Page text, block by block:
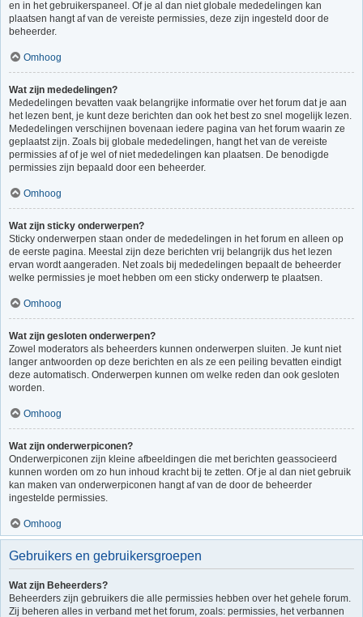
en in het gebruikerspaneel. Of je al dan niet globale mededelingen kan
plaatsen hangt af van de vereiste permissies, deze zijn ingesteld door de
beheerder.
Omhoog
Wat zijn mededelingen?
Mededelingen bevatten vaak belangrijke informatie over het forum dat je aan
het lezen bent, je kunt deze berichten dan ook het best zo snel mogelijk lezen.
Mededelingen verschijnen bovenaan iedere pagina van het forum waarin ze
geplaatst zijn. Zoals bij globale mededelingen, hangt het van de vereiste
permissies af of je wel of niet mededelingen kan plaatsen. De benodigde
permissies zijn bepaald door een beheerder.
Omhoog
Wat zijn sticky onderwerpen?
Sticky onderwerpen staan onder de mededelingen in het forum en alleen op
de eerste pagina. Meestal zijn deze berichten vrij belangrijk dus het lezen
ervan wordt aangeraden. Net zoals bij mededelingen bepaalt de beheerder
welke permissies je moet hebben om een sticky onderwerp te plaatsen.
Omhoog
Wat zijn gesloten onderwerpen?
Zowel moderators als beheerders kunnen onderwerpen sluiten. Je kunt niet
langer antwoorden op deze berichten en als ze een peiling bevatten eindigt
deze automatisch. Onderwerpen kunnen om welke reden dan ook gesloten
worden.
Omhoog
Wat zijn onderwerpiconen?
Onderwerpiconen zijn kleine afbeeldingen die met berichten geassocieerd
kunnen worden om zo hun inhoud kracht bij te zetten. Of je al dan niet gebruik
kan maken van onderwerpiconen hangt af van de door de beheerder
ingestelde permissies.
Omhoog
Gebruikers en gebruikersgroepen
Wat zijn Beheerders?
Beheerders zijn gebruikers die alle permissies hebben over het gehele forum.
Zij beheren alles in verband met het forum, zoals: permissies, het verbannen